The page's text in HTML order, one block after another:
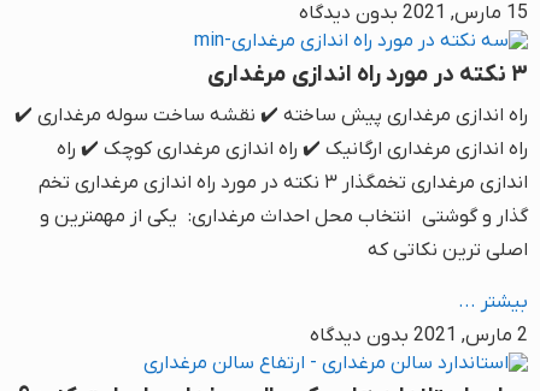
15 مارس, 2021
بدون دیدگاه
۳ نکته در مورد راه اندازی مرغداری
راه اندازی مرغداری پیش ساخته ✔️ نقشه ساخت سوله مرغداری ✔️
راه اندازی مرغداری ارگانیک ✔️ راه اندازی مرغداری کوچک ✔️ راه
اندازی مرغداری تخمگذار ۳ نکته در مورد راه اندازی مرغداری تخم
گذار و گوشتی انتخاب محل احداث مرغداری: یکی از مهمترین و
اصلی ترین نکاتی که
بیشتر ...
2 مارس, 2021
بدون دیدگاه